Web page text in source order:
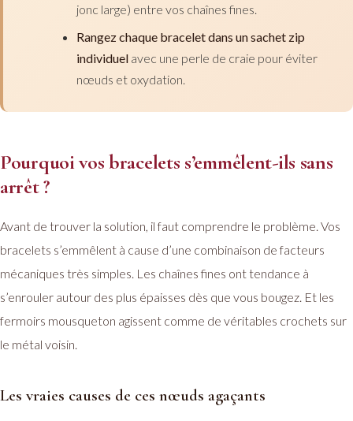
jonc large) entre vos chaînes fines.
Rangez chaque bracelet dans un sachet zip
individuel avec une perle de craie pour éviter
nœuds et oxydation.
Pourquoi vos bracelets s’emmêlent-ils sans
arrêt ?
Avant de trouver la solution, il faut comprendre le problème. Vos
bracelets s’emmêlent à cause d’une combinaison de facteurs
mécaniques très simples. Les chaînes fines ont tendance à
s’enrouler autour des plus épaisses dès que vous bougez. Et les
fermoirs mousqueton agissent comme de véritables crochets sur
le métal voisin.
Les vraies causes de ces nœuds agaçants